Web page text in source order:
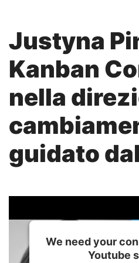
Justyna
Kanban
nella
guidato
We need your
Youtube